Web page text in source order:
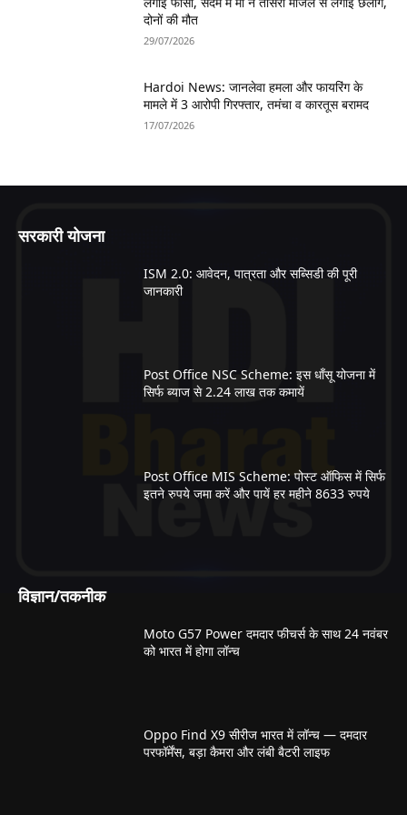
दोनों की मौत
29/07/2026
Hardoi News: जानलेवा हमला और फायरिंग के
मामले में 3 आरोपी गिरफ्तार, तमंचा व कारतूस बरामद
17/07/2026
सरकारी योजना
ISM 2.0: आवेदन, पात्रता और सब्सिडी की पूरी
जानकारी
Post Office NSC Scheme: इस धाँसू योजना में
सिर्फ ब्याज से 2.24 लाख तक कमायें
Post Office MIS Scheme: पोस्ट ऑफिस में सिर्फ
इतने रुपये जमा करें और पायें हर महीने 8633 रुपये
विज्ञान/तकनीक
Moto G57 Power दमदार फीचर्स के साथ 24 नवंबर
को भारत में होगा लॉन्च
Oppo Find X9 सीरीज भारत में लॉन्च — दमदार
परफॉर्मेंस, बड़ा कैमरा और लंबी बैटरी लाइफ